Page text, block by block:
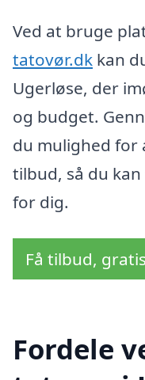
Ved at bruge
tatovør.dk kan
Ugerløse, der
og budget.
du mulighed for
tilbud, så du
for dig.
Få tilbud,
Fordele